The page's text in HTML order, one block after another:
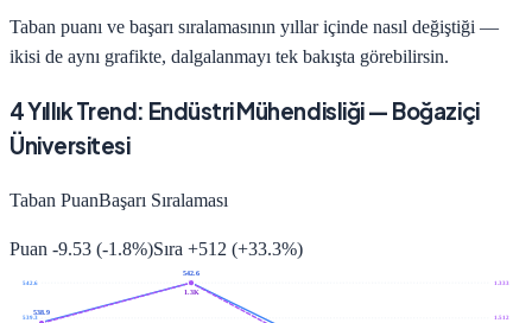
Taban puanı ve başarı sıralamasının yıllar içinde nasıl değiştiği —
ikisi de aynı grafikte, dalgalanmayı tek bakışta görebilirsin.
4Yıllık Trend: Endüstri Mühendisliği— Boğaziçi
Üniversitesi
Taban PuanBaşarı Sıralaması
Puan -9.53 (-1.8%)Sıra +512 (+33.3%)
542.6 1.333
539.3 1.512
538.9
542.6
1.3K